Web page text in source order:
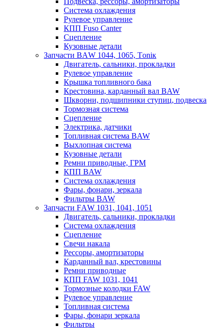
Система охлаждения
Рулевое управление
КПП Fuso Canter
Сцепление
Кузовные детали
Запчасти BАW 1044, 1065, Tоniк
Двигатель, сальники, прокладки
Рулевое управление
Крышка топливного бака
Крестовина, карданный вал BAW
Шкворни, подшипники ступиц, подвеска
Тормозная система
Сцепление
Электрика, датчики
Топливная система BAW
Выхлопная система
Кузовные детали
Ремни приводные, ГРМ
КПП BAW
Система охлаждения
Фары, фонари, зеркала
Фильтры BAW
Зaпчaсти FАW 1031, 1041, 1051
Двигатель, сальники, прокладки
Система охлаждения
Сцепление
Свечи накала
Рессоры, амортизаторы
Карданный вал, крестовины
Ремни приводные
КПП FAW 1031, 1041
Тормозные колодки FAW
Рулевое управление
Топливная система
Фары, фонари зеркала
Фильтры